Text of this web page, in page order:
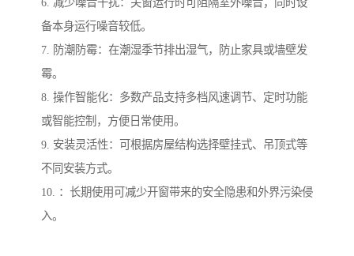
6. 减少噪音干扰：关窗运行时可阻隔室外噪音，同时设
备本身运行噪音较低。
7. 防潮防霉：在潮湿季节排出湿气，防止家具或墙壁发
霉。
8. 操作智能化：多数产品支持多档风速调节、定时功能
或智能控制，方便日常使用。
9. 安装灵活性：可根据房屋结构选择壁挂式、吊顶式等
不同安装方式。
10. ：长期使用可减少开窗带来的安全隐患和外界污染侵
入。